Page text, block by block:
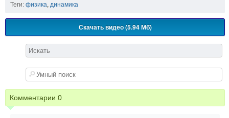
Теги: физика, динамика
Скачать видео (5.94 Мб)
Комментарии 0